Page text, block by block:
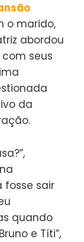
o marido,
abordou
seus
da
fosse sair
quando
e Títi”,